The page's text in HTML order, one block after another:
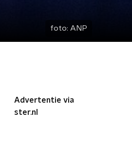
foto: ANP
Advertentie via
ster.nl